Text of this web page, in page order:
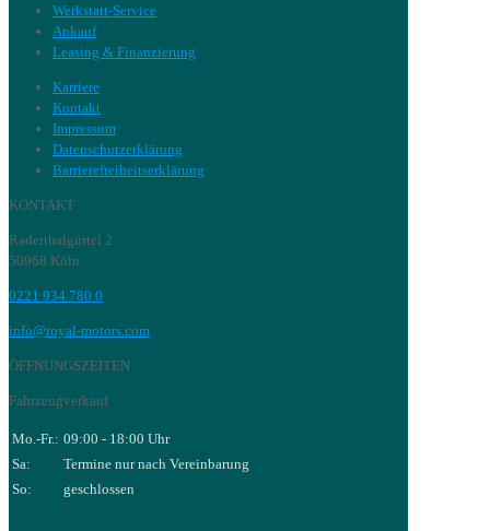
Werkstatt-Service
Ankauf
Leasing & Finanzierung
Karriere
Kontakt
Impressum
Datenschutzerklärung
Barrierefreiheitserklärung
KONTAKT
Raderthalgürtel 2
50968 Köln
0221 934 780 0
info@royal-motors.com
ÖFFNUNGSZEITEN
Fahrzeugverkauf
Mo.-Fr.: 09:00 - 18:00 Uhr
Sa:
Termine nur nach Vereinbarung
So:
geschlossen